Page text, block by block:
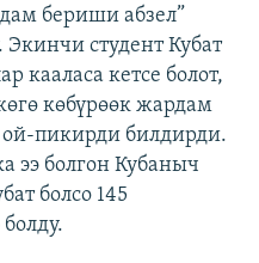
бериши абзел”
студент Кубат
кааласа кетсе болот,
көбүрөөк жардам
ой-пикирди билдирди.
ээ болгон Кубаныч
болсо 145